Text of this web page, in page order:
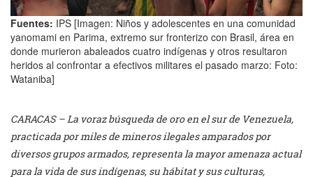
Fuentes: IPS [Imagen: Niños y adolescentes en una comunidad
yanomami en Parima, extremo sur fronterizo con Brasil, área en
donde murieron abaleados cuatro indígenas y otros resultaron
heridos al confrontar a efectivos militares el pasado marzo: Foto:
Wataniba]
CARACAS – La voraz búsqueda de oro en el sur de Venezuela,
practicada por miles de mineros ilegales amparados por
diversos grupos armados, representa la mayor amenaza actual
para la vida de sus indígenas, su hábitat y sus culturas,